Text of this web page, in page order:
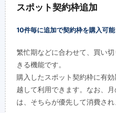
スポット契約枠追加
10件毎に追加で契約枠を購入可能
繁忙期などに合わせて、買い
きる機能です。
購入したスポット契約枠に有
越して利用できます。なお、
は、そちらが優先して消費され